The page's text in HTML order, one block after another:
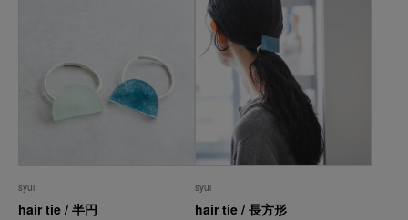
syui
hair tie / 半円
syui
hair tie / 長方形